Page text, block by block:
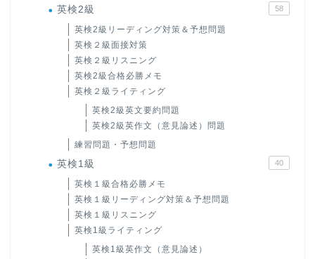
英検2級 58
英検2級リーディング対策＆予想問題
英検２級面接対策
英検２級リスニング
英検2級合格必勝メモ
英検２級ライティング
英検2級英文要約問題
英検2級英作文（意見論述）問題
練習問題・予想問題
英検1級 40
英検１級合格必勝メモ
英検１級リーディング対策＆予想問題
英検１級リスニング
英検1級ライティング
英検1級英作文（意見論述）